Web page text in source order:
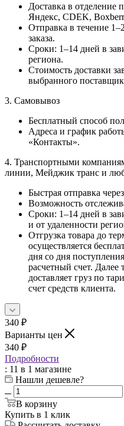
Доставка в отделение
Яндекс, CDEK,
Отправка в течение
заказа.
Сроки: 1–14 дней в
региона.
Стоимость доставки
выбранного
3. Самовывоз
Бесплатный способ
Адреса и график
«Контакты».
4. Транспортными
линии, Мейджик транс и
Быстрая отправка
Возможность
Сроки: 1–14 дней в
и от удаленности
Отгрузка товара до
осуществляется
дня со дня
расчетный счет. Далее
доставляет груз по
счет средств клиента.
340 ₽
Варианты цен
340 ₽
Подробности
: 11 в 1 магазине
Нашли дешевле?
В корзину
Купить в 1 клик